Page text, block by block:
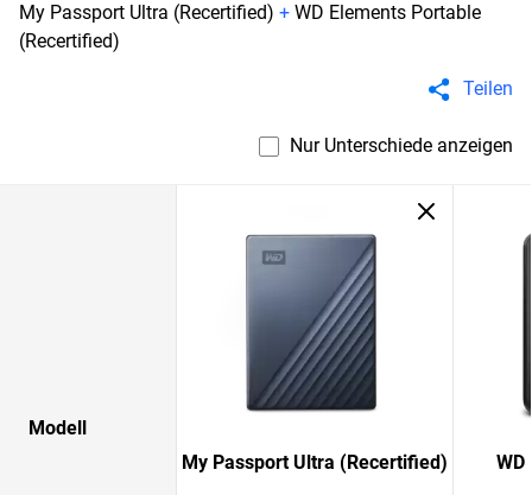
My Passport Ultra (Recertified) + WD Elements Portable
(Recertified)
Teilen
Nur Unterschiede anzeigen
Modell
My Passport Ultra (Recertified)
WD